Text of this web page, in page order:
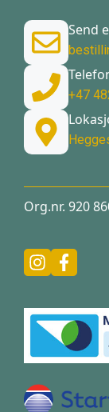
Send
+47
Org.nr. 920